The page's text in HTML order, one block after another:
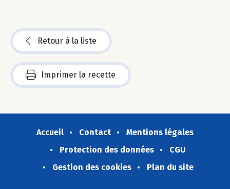
Retour à la liste
Imprimer la recette
Accueil Contact
Mentions légales
Protection des données
CGU
Gestion des cookies
Plan du site